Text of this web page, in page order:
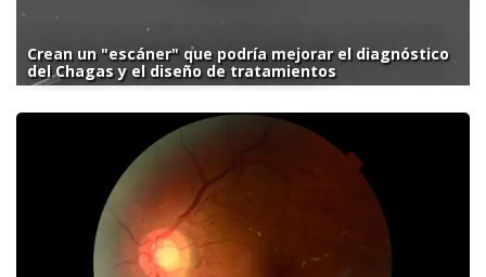
Crean un "escáner" que podría mejorar el diagnóstico
del Chagas y el diseño de tratamientos